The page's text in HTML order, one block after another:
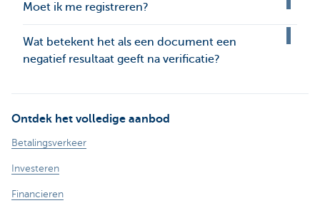
Moet ik me registreren?
Wat betekent het als een document een
negatief resultaat geeft na verificatie?
Ontdek het volledige aanbod
Betalingsverkeer
Investeren
Financieren